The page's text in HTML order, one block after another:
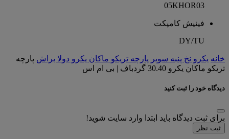
05KHOR03
فینیش کامپکت
DY/TU
خانه یکرو نخ پنبه سوپر پارچه تریکو ماکان یکرو دولا براش پارچه
تریکو ماکان یکرو 30.40 گردباف | بی ام اس
دیدگاه خود را ثبت کنید
برای ثبت دیدگاه باید ابتدا وارد سایت شوید!
ثبت نظر